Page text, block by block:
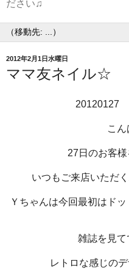
ださい♫
2012年2月1日水曜日
ママ友ネイル☆
こん
27日のお客
いつもご来店いただ
Ｙちゃんは今回最初はド
雑誌を見て
レトロな感じの